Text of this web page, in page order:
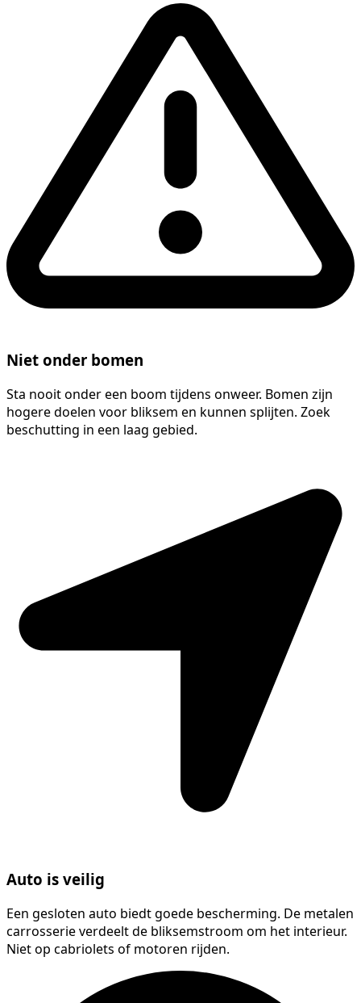
Niet onder bomen
Sta nooit onder een boom tijdens onweer. Bomen zijn
hogere doelen voor bliksem en kunnen splijten. Zoek
beschutting in een laag gebied.
Auto is veilig
Een gesloten auto biedt goede bescherming. De metalen
carrosserie verdeelt de bliksemstroom om het interieur.
Niet op cabriolets of motoren rijden.